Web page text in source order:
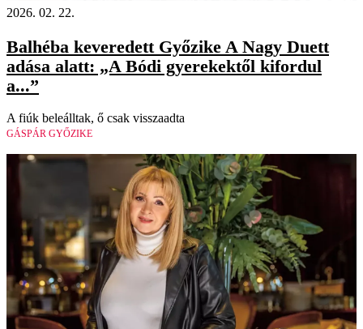
2026. 02. 22.
Balhéba keveredett Győzike A Nagy Duett
adása alatt: „A Bódi gyerekektől kifordul
a...”
A fiúk beleálltak, ő csak visszaadta
GÁSPÁR GYŐZIKE